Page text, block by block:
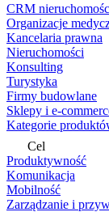
CRM
Organizacje
Kancelaria prawna
Nieruchomości
Konsulting
Turystyka
Firmy budowlane
Sklepy i e-
Kategorie
Cel
Produktywność
Komunikacja
Mobilność
Zarządzanie i